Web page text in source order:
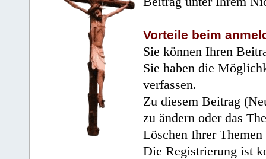
Vorteile beim
Sie können Ihren
Sie haben die
verfassen.
Zu diesem Beitrag
zu ändern oder das
Löschen Ihrer
Die Registrierung ist